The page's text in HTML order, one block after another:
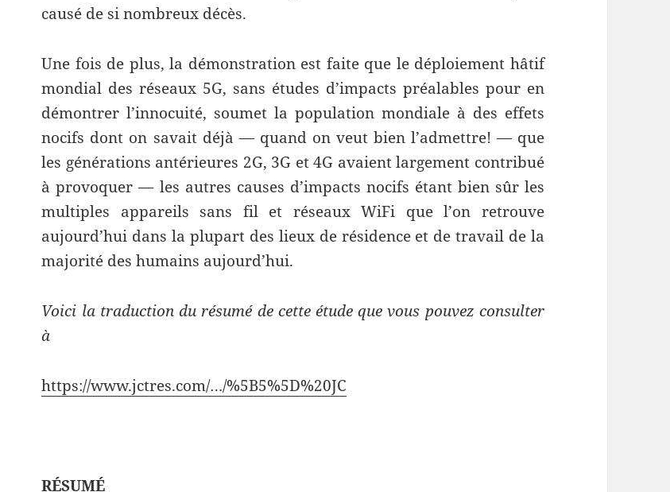
causé de si nombreux décès.
Une fois de plus, la démonstration est faite que le déploiement hâtif
mondial des réseaux 5G, sans études d’impacts préalables pour en
démontrer l’innocuité, soumet la population mondiale à des effets
nocifs dont on savait déjà — quand on veut bien l’admettre! — que
les générations antérieures 2G, 3G et 4G avaient largement contribué
à provoquer — les autres causes d’impacts nocifs étant bien sûr les
multiples appareils sans fil et réseaux WiFi que l’on retrouve
aujourd’hui dans la plupart des lieux de résidence et de travail de la
majorité des humains aujourd’hui.
Voici la traduction du résumé de cette étude que vous pouvez consulter
à
https://www.jctres.com/…/%5B5%5D%20JC
RÉSUMÉ